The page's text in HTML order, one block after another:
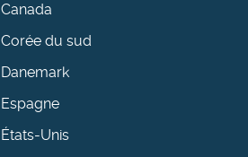
Canada
Corée du sud
Danemark
Espagne
États-Unis